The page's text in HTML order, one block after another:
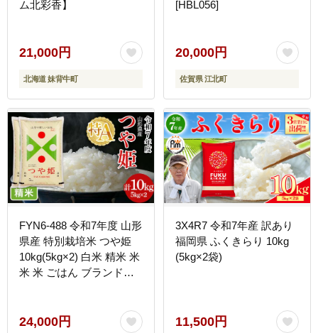
ム北彩香】
21,000円
北海道 妹背牛町
[HBL056]
20,000円
佐賀県 江北町
FYN6-488 令和7年度 山形
県産 特別栽培米 つや姫
10kg(5kg×2) 白米 精米 米
米 米 ごはん ブランド米
庭 山形県 西川町 月山
24,000円
3X4R7 令和7年産 訳あり
福岡県 ふくきらり 10kg
(5kg×2袋)
11,500円